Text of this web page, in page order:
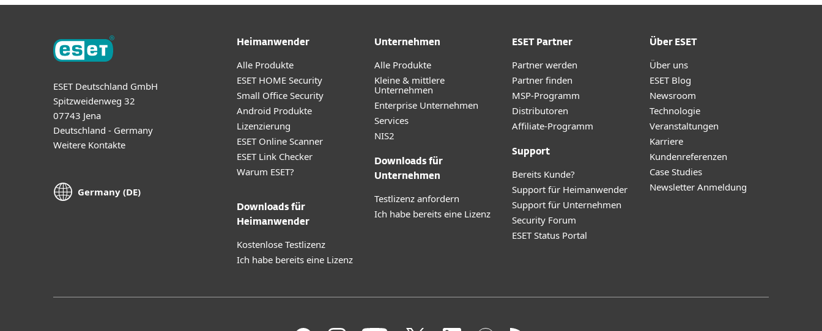
ESET Deutschland GmbH
Spitzweidenweg 32
07743 Jena
Deutschland - Germany
Weitere Kontakte
Germany (DE)
Heimanwender
Alle Produkte
ESET HOME Security
Small Office Security
Android Produkte
Lizenzierung
ESET Online Scanner
ESET Link Checker
Warum ESET?
Downloads für
Heimanwender
Kostenlose Testlizenz
Ich habe bereits eine Lizenz
Unternehmen
Alle Produkte
Kleine & mittlere
Unternehmen
Enterprise Unternehmen
Services
NIS2
Downloads für
Unternehmen
Testlizenz anfordern
Ich habe bereits eine Lizenz
ESET Partner
Partner werden
Partner finden
MSP-Programm
Distributoren
Affiliate-Programm
Support
Bereits Kunde?
Support für Heimanwender
Support für Unternehmen
Security Forum
ESET Status Portal
Über ESET
Über uns
ESET Blog
Newsroom
Technologie
Veranstaltungen
Karriere
Kundenreferenzen
Case Studies
Newsletter Anmeldung